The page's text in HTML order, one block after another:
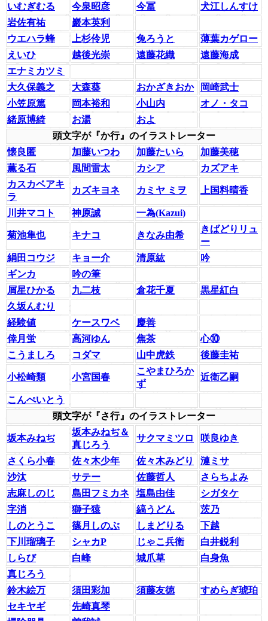
いむぎむる
今泉昭彦 今冨
犬江しんすけ
岩佐有祐
巖本英利
ウエハラ蜂
上杉伶児 兔ろうと
薄葉カゲロー
えいひ
越後光崇 遠藤花織
遠藤海成
エナミカツミ
大久保義之
大森葵 おかざきおか
岡崎武士
小笠原篤
岡本裕和 小山内
オノ・タコ
緒原博綺
お湯
およ
頭文字が『か行』のイラストレーター
懐良匿
加藤いつわ 加藤たいら
加藤美穂
薫る石
風間雷太 カシア
カズアキ
カスカベアキ
ラ
カズキヨネ カミヤ ミヲ 上国料晴香
川井マコト 神原誠 一為(Kazui)
菊池隼也 キナコ きなみ由希
きばどりリュ
ー
絹田コウジ
キョー介 清原紘
吟
ギンカ
吟の筆
屑星ひかる
九二枝 倉花千夏
黒星紅白
久坂んむり
経験値
ケースワベ
慶善
倖月蛍
高河ゆん 焦茶
心⑩
こうましろ
コダマ 山中虎鉄 後藤圭祐
小松崎類 小宮国春
こやまひろか
ず
近衛乙嗣
こんぺいとう
頭文字が『さ行』のイラストレーター
坂本みねぢ
坂本みねぢ＆
真じろう
サクマミツロ 咲良ゆき
さくら小春 佐々木少年 佐々木みどり
漣ミサ
沙汰
サテー 佐藤哲人
さらちよみ
志麻しのじ
島田フミカネ 塩島由佳
シガタケ
字消
獅子猿 縞うどん
茨乃
しのとうこ
篠月しのぶ しまどりる
下越
下川瑠璃子
シャカP じゃこ兵衛
白井鋭利
しらび
白峰 城爪草
白身魚
真じろう
鈴木絵万
須田彩加 須藤友徳
すめらぎ琥珀
セキヤギ
先崎真琴